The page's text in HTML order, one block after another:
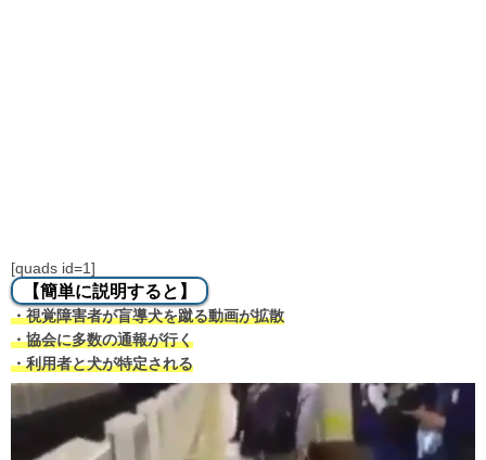
[quads id=1]
【簡単に説明すると】
・視覚障害者が盲導犬を蹴る動画が拡散
・協会に多数の通報が行く
・利用者と犬が特定される